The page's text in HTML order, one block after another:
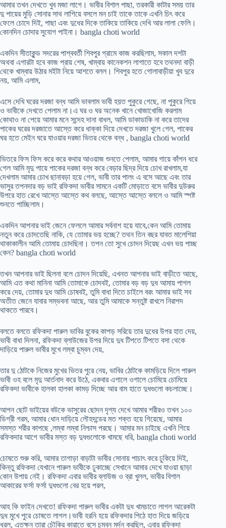
আমার তখন দেখতে খুব মজা লাগে। ভাবীর বিশাল পাছা, তরকারী কাটার সময় তার
দু পায়ের মুড়ি সোনার সাথ লাগিয়ে বসলে মন চাই তাকে তাকে এখনি চিৎ করে
ফেলে চোদে দিই, পাছা এবং দুধের দিকে তাকিয়ে তাকিয়ে দেখি আর লালা ফেলি।
কোনদিন চোদার সুযোগ পাইনা। bangla choti world
একদিন সীতাকুন্ড সদরের পাশ্ববর্তী শিবপুর গ্রামে কাজ করছিলাম, সকাল দশটা
অথবা এগারটা হবে কাজ প্রায় শেষ, খাম্বায় কানেকশন লাগাতে হবে তথনদা বাড়ী
থেকে খাম্বায় উঠার মইটা নিয়ে আশতে বলল। শিবপুর হতে গোলাবাড়ীয়া খুব দুরে
নয়, আমি এলাম,
এসে দেখি ঘরের দরজা বন্ধ আমি ভাবলাম ভাবী হয়ত পুকুরে গেছে, না পুকুরে গিয়ে
ও ভাবীকে দেখতে পেলাম না।এ ঘর ও ঘর অনেক খানে খোজাখোজি করলাম
কোথাও না পেয়ে আমার মনে সন্দেহ দানা বাধল, আমি ডাকাডাকি না করে তাদের
পাকের ঘরের দরজাতে আস্তে করে ধাক্কা দিয়ে দেখতে দরজা খুলে গেল, পাকের
ঘর হতে মেইন ঘরে যাওয়ার দরজা ভিতর থেকে বন্ধ , bangla choti world
ভিতরে ফিস ফিস করে করে কথার আওয়াজ শুনতে পেলাম, আমার গায়ে কাঁপন ধরে
গেল আমি মৃদু পায়ে পাকের দরজা বন্ধ করে বেড়ার ছিদ্র দিয়ে চোখ রাখলাম,যা
দেখলাম আমার চোখ ছানাবড়া হয়ে গেল, ভাবী তার পালং এ বসে আছে এবং তার
ভাসুর তপনদার বড় ভাই রফিকদা ভাবীর সামনে একটি মোড়াতে বসে ভাবীর দুউরুর
উপরে হাত রেখে আস্তে আস্তে কথ বলছে, আস্তে আস্তে বললে ও আমি স্পষ্ট
শুনতে পাচ্ছিলাম।
একদিন আপনার ভাই জেনে ফেললে আমার সর্বনাশ হয়ে যাবে,কেন আমি তোমায়
নতুন করে চোদতেছি নাকি, যে তোমার ভয় হচ্ছে? তথন তিন বছর যাবত মালেশিয়া
থাকাকালীন আমি তোমায় চোদছিনা। তপন তো সুখে চোদন দিয়েছ এখন ভয় পাচ্ছ
কেন? bangla choti world
তখন আপনার ভাই ছিলনা বলে চোদন দিয়েছি, এখনত আপনার ভাই বাড়ীতে আছে,
আমি এত কথা মানিনা আমি তোমাকে চোদবই, তোমার বড় বড় দুধ আমায় পাগল
করে দেয়, তোমার দুধ আমি চোষবই, তুমি বাধা দিতে চাইলে বরং আমার ভাই সব
অতীত জেনে যাবার সম্ভবনা আছে, আর তুমি আমাকে সন্তুষ্ট রাখলে নিরাপদ
থাকতে পারবে।
বলতে বলতে রফিকদা পারুল ভাবির বুকের কাপড় সরিয়ে তার দুধের উপর হাত দেয়,
ভাবী বাধা দিলনা, রফিকদা ব্লাউজের উপর দিয়ে দুধ টিপতে টিপতে বসা থেকে
দাড়িয়ে পারুল ভাবীর মুখে লম্বা চুম্বন দেয়,
তার দু ঠোটকে নিজের মুখের ভিতর পুরে নেয়, ভাবির ঠোটকে কামড়িয়ে দিলে পারুল
ভাবী ওহ বলে মৃদু আর্তনাদ করে উঠে, একবার এগালে ওগালে চোমিয়ে চোমিয়ে
রফিকদা ভাবীকে হালকা হালকা কামড় দিচ্ছে আর বাম হাতে দুধগুলো কচলাচ্ছে।
আপন ছোট ভাইয়ের বউকে ভাসুরের ছোদন দৃশ্য দেখে আমার শরীরও তখন ১০০
ডিগ্রী গরম, আমার ধোন দাড়িয়ে লৌহদন্ডের মত শক্ত হয়ে গিয়েছে, আমার
সমস্ত শরীর কাপছে ,লম্বা লম্বা নিশ্চাস পরছে। আমার মন চাইছে এখনি গিয়ে
রফিকদার আগে ভাবীর মস্ত বড় দুধগুলোকে খামছে ধরি, bangla choti world
চোষতে শুরু করি, আমার তাগাড়া বাড়াটা ভাবীর সোনায় পাচাৎ করে ঢুকিয়ে দিই,
কিন্তু রফিকদা যেখানে পারুল ভাবীকে ঢুকাচ্ছে সেখানে আমার দেখে যাওয়া ছাড়া
কোন উপায় নেই। রফিকদা এবার ভাবীর ব্লাউজ ও ব্রা খুলল, ভাবীর বিশাল
আকারের ফর্সা ফর্সা দুধগুলো বের হয়ে পরল,
আহ কি ফাইন দেখতে! রফিকদা পারুল ভাবীর একটা দুধ খামচাতে লাগল আরেকটা
দুধ মুখে পুরে চোষতে লাগল।ভাবী হরনি হয়ে রফিকদার পিঠে হাত দিয়ে জড়িয়ে
ধরল, এতক্ষন তারা চৌকির কারাতে বসে চুম্বন মর্দন করছিল, এবার রফিকদা